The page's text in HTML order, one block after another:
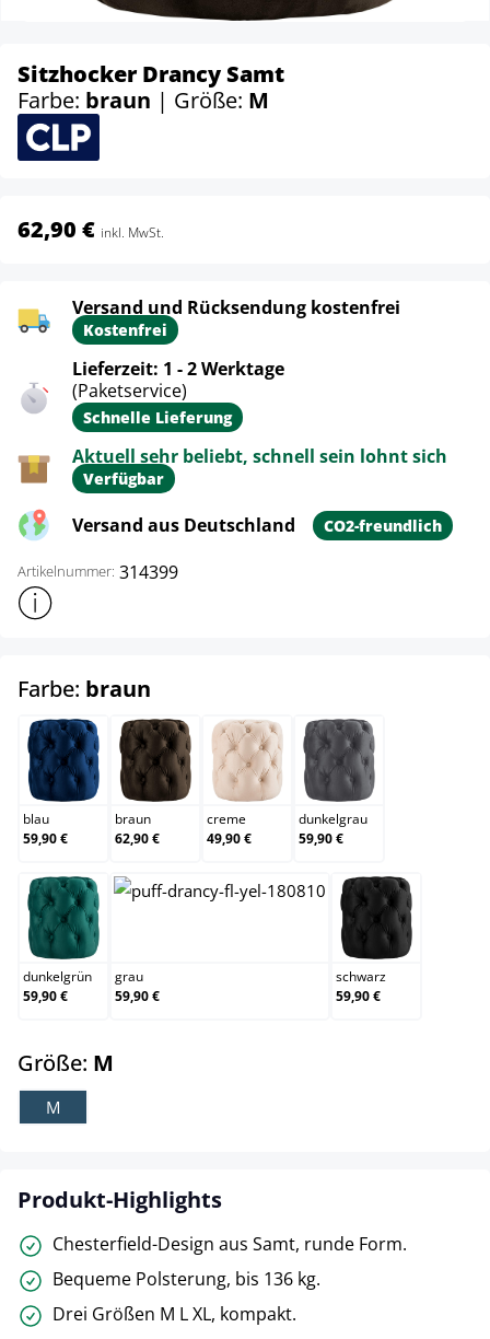
Sitzhocker Drancy Samt
Farbe: braun | Größe: M
62,90 € inkl. MwSt.
Versand und Rücksendung kostenfrei
Kostenfrei
Lieferzeit: 1 - 2 Werktage
(Paketservice)
Schnelle Lieferung
Aktuell sehr beliebt, schnell sein lohnt sich
Verfügbar
Versand aus Deutschland CO2-freundlich
Artikelnummer: 314399
Weitere Produktinformationen anzeigen
Farbe: braun
blau
blau
59,90 €
braun
braun
62,90 €
creme
creme
49,90 €
dunkelgrau
dunkelgrau
59,90 €
dunkelgrün
dunkelgrün
59,90 €
grau
59,90 €
schwarz
schwarz
59,90 €
Größe: M
M
Produkt-Highlights
Chesterfield-Design aus Samt, runde Form.
Bequeme Polsterung, bis 136 kg.
Drei Größen M L XL, kompakt.